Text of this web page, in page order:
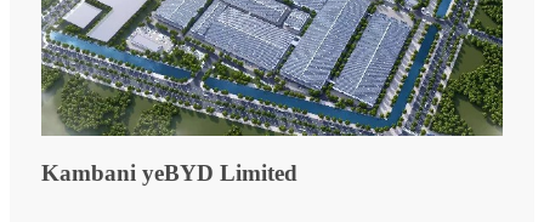
Kambani yeBYD Limited